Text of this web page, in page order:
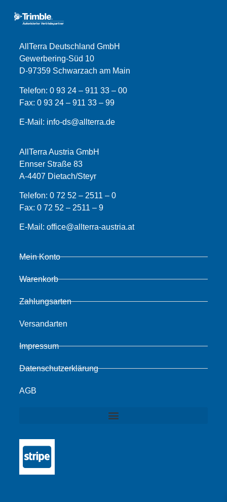
AllTerra Deutschland GmbH
Gewerbering-Süd 10
D-97359 Schwarzach am Main
Telefon:0 93 24 – 911 33 – 00
Fax:0 93 24 – 911 33 –99
E-Mail: info-ds@allterra.de
AllTerra Austria GmbH
Ennser Straße 83
A-4407 Dietach/Steyr
Telefon:0 72 52 – 2511 – 0
Fax:0 72 52 – 2511 – 9
E-Mail:office@allterra-austria.at
Mein Konto
Warenkorb
Zahlungsarten
Versandarten
Impressum
Datenschutzerklärung
AGB